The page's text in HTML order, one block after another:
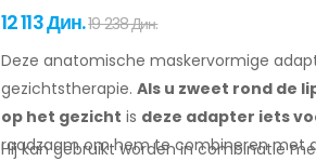
12 113 Дин.19 238 Дин.
Deze anatomische maskervormige
gezichtstherapie. Als u zweet rond de
op het gezicht is deze adapter iets
raadzaam om hem te combinerenmet
Hij kan gebruikt worden in combinatie